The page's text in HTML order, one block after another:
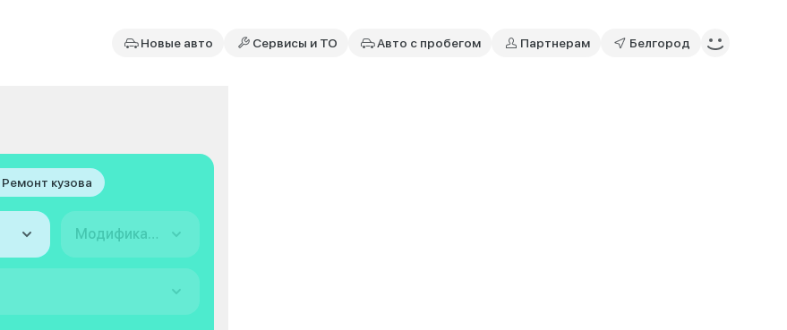
Новые авто Сервисы и ТО Авто с пробегом Партнерам Белгород
Ремонт кузова
Модификация